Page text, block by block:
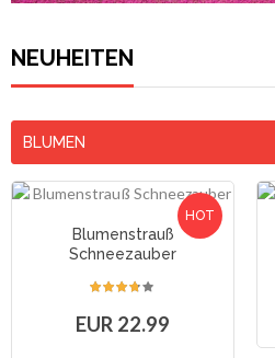
NEUHEITEN
BLUMEN
HOT
Blumenstrauß
Schneezauber
EUR 22.99